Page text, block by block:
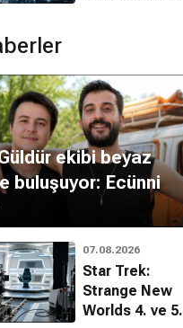
ekibi beyaz
buluşuyor: Ecünni
07.08.2026
Star Trek:
Strange New
Worlds 4. ve 5.